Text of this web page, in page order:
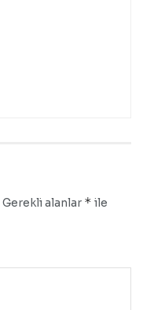
Gerekli alanlar * ile